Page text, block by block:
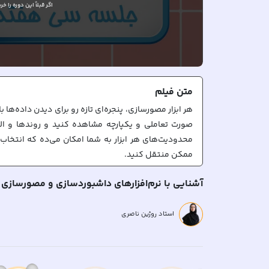
اگر قبلاًاین دوره را
متن فیلم
هر ابزار مصورسازی، پنجره‌ای تازه رو برای دیدن
صورت تعاملی و یکپارچه مشاهده کنید و روندها و
محدودیت‌های هر ابزار به شما امکان می‌ده که
در این ویدیو، به برخی از رایج‌ترین نرم‌افزارها و
خاص برای مصورسازی داده‌ها، از ابزارهای رایگان و
صفحات گسترده آسان است و انبوهی از مستندات و
آشنایی با نرم‌افزارهای داشبوردسازی و مصورسازی
استاد روژین ناصری